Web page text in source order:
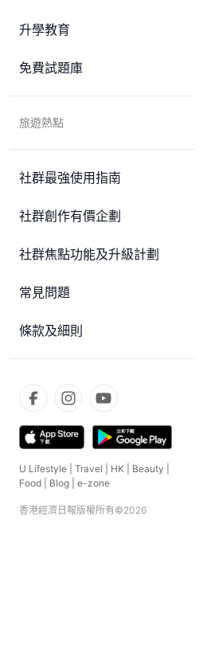
升學教育
免費試題庫
旅遊熱點
社群最強使用指南
社群創作有價企劃
社群焦點功能及升級計劃
常見問題
條款及細則
U Lifestyle Travel HK Beauty
Food
Blog e-zone
香港經濟日報版權所有©2026